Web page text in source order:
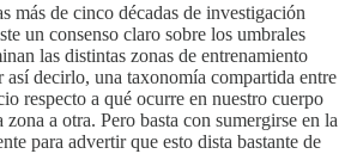
más de cinco décadas de investigación
un consenso claro sobre los umbrales
las distintas zonas de entrenamiento
decirlo, una taxonomía compartida entre
respecto a qué ocurre en nuestro cuerpo
zona a otra. Pero basta con sumergirse en la
para advertir que esto dista bastante de